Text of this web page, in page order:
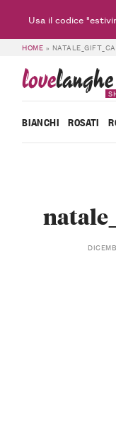
HOME »
lovelanghe
BIANCHI ROSATI
Usa il codice